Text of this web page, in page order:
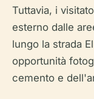
Tuttavia, i
esterno dalle
lungo la strada
opportunità
cemento e